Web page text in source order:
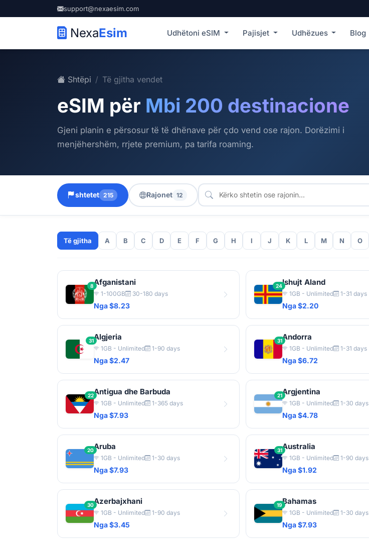
support@nexaesim.com
NexaEsim Udhëtoni eSIM Pajisjet Udhëzues Blog
Shtëpi Të gjitha vendet
eSIM për Mbi 200 destinacione
Gjeni planin e përsosur të të dhënave për çdo vend ose rajon. Dorëzimi i
menjëhershëm, rrjete premium, pa tarifa roaming.
shtetet 215 Rajonet 12
Të gjitha A B C D E F G H I J K L M N O
8Afganistani
1-100GB 30-180 days
Nga $8.23
24Ishujt Aland
1GB - Unlimited 1-31 days
Nga $2.20
31Algjeria
1GB - Unlimited 1-90 days
Nga $2.47
31Andorra
1GB - Unlimited 1-31 days
Nga $6.72
22Antigua dhe Barbuda
1GB - Unlimited 1-365 days
Nga $7.93
21Argjentina
1GB - Unlimited 1-30 days
Nga $4.78
20Aruba
1GB - Unlimited 1-30 days
Nga $7.93
31Australia
1GB - Unlimited 1-90 days
Nga $1.92
30Azerbajxhani
1GB - Unlimited 1-90 days
Nga $3.45
19Bahamas
1GB - Unlimited 1-30 days
Nga $7.93